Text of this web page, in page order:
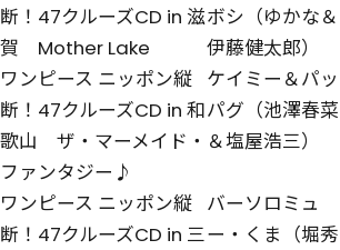
断！47クルーズCD in 滋
賀 Mother Lake
ボシ（ゆかな＆
伊藤健太郎）
ワンピース ニッポン縦
断！47クルーズCD in 和
歌山 ザ・マーメイド・
ファンタジー♪
ケイミー＆パッ
パグ（池澤春菜
＆塩屋浩三）
ワンピース ニッポン縦
断！47クルーズCD in 三
バーソロミュ
ー・くま（堀秀